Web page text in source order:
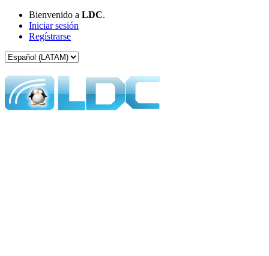
Bienvenido a LDC.
Iniciar sesión
Regístrarse